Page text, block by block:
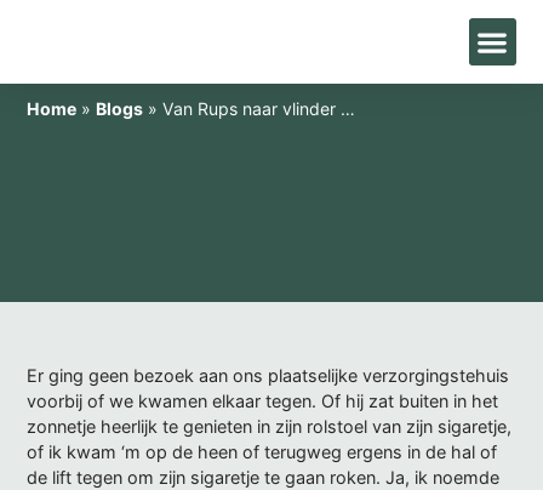
Home » Blogs »Van Rups naar vlinder …
Er ging geen bezoek aan ons plaatselijke verzorgingstehuis
voorbij of we kwamen elkaar tegen. Of hij zat buiten in het
zonnetje heerlijk te genieten in zijn rolstoel van zijn sigaretje,
of ik kwam ‘m op de heen of terugweg ergens in de hal of
de lift tegen om zijn sigaretje te gaan roken. Ja, ik noemde